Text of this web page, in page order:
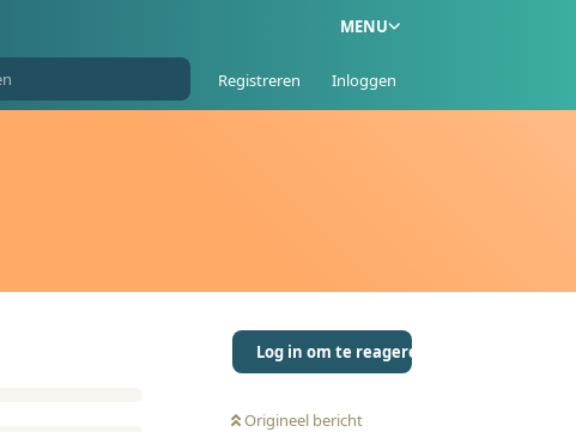
MENU
Registreren Inloggen
Log in om te reageren
Origineel bericht